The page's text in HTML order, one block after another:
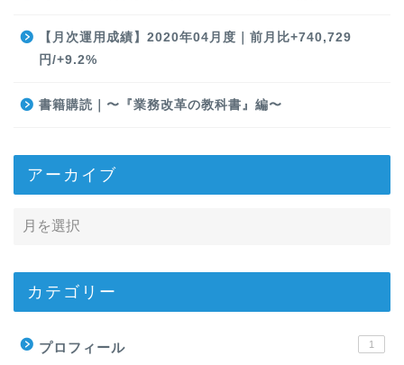
【月次運用成績】2020年04月度｜前月比+740,729
円/+9.2%
書籍購読｜〜『業務改革の教科書』編〜
アーカイブ
カテゴリー
プロフィール 1